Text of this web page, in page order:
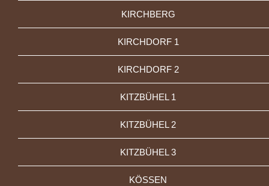
KIRCHBERG
KIRCHDORF 1
KIRCHDORF 2
KITZBÜHEL 1
KITZBÜHEL 2
KITZBÜHEL 3
KÖSSEN